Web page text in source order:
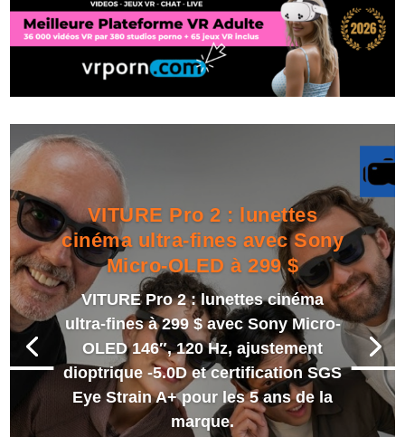
VITURE Pro 2 : lunettes
cinéma ultra-fines avec Sony
Micro-OLED à 299 $
VITURE Pro 2 : lunettes cinéma
ultra-fines à 299 $ avec Sony Micro-
OLED 146″, 120 Hz, ajustement
dioptrique -5.0D et certification SGS
Eye Strain A+ pour les 5 ans de la
marque.